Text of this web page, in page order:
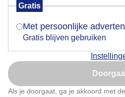
Gratis
Met persoonlijke
Gratis blijven gebruiken
Als je doorgaat, ga je akkoord met de
Populaire categorieën
Lente
Zomer
Is goed, toon
Nu niet,
Klik hierom dit